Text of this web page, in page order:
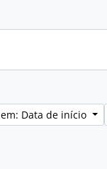
Data de início